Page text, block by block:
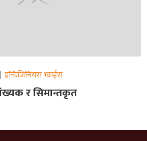
इन्डिजिनियस भ्वाईस
र सिमान्तकृत